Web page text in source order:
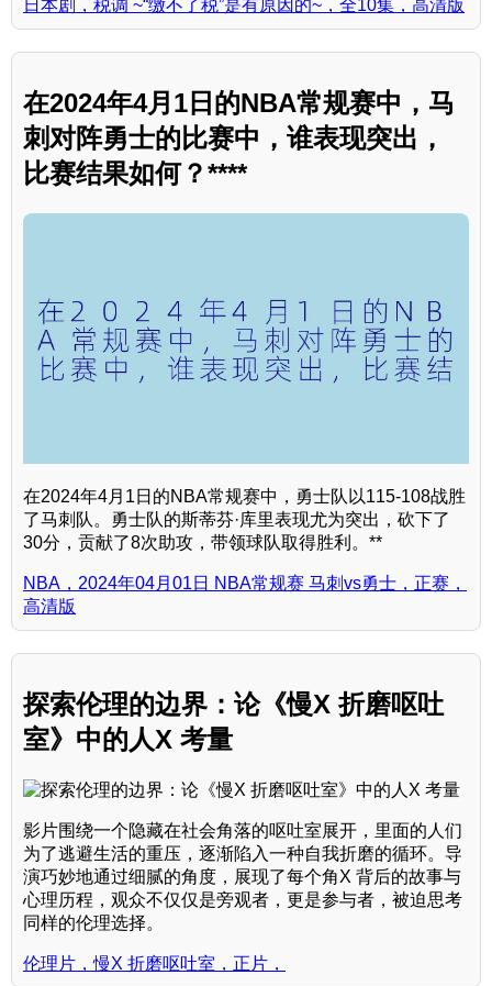
日本剧，税调 ~“缴不了税”是有原因的~，全10集，高清版
在2024年4月1日的NBA常规赛中，马
刺对阵勇士的比赛中，谁表现突出，
比赛结果如何？****
在2024年4月1日的NBA常规赛中，勇士队以115-108战胜
了马刺队。勇士队的斯蒂芬·库里表现尤为突出，砍下了
30分，贡献了8次助攻，带领球队取得胜利。**
NBA，2024年04月01日 NBA常规赛 马刺vs勇士，正赛，
高清版
探索伦理的边界：论《慢X 折磨呕吐
室》中的人X 考量
影片围绕一个隐藏在社会角落的呕吐室展开，里面的人们
为了逃避生活的重压，逐渐陷入一种自我折磨的循环。导
演巧妙地通过细腻的角度，展现了每个角X 背后的故事与
心理历程，观众不仅仅是旁观者，更是参与者，被迫思考
同样的伦理选择。
伦理片，慢X 折磨呕吐室，正片，